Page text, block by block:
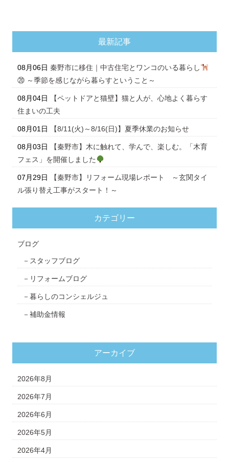
最新記事
08月06日 秦野市に移住｜中古住宅とワンコのいる暮らし
⑳ ～季節を感じながら暮らすということ～
08月04日
【ペットドアと猫壁】猫と人が、心地よく暮らす
住まいの工夫
08月01日 【8/11(火)～8/16(日)】夏季休業のお知らせ
08月03日
【秦野市】木に触れて、学んで、楽しむ。「木育
フェス」を開催しました
07月29日
【秦野市】リフォーム現場レポート ～玄関タイ
ル張り替え工事がスタート！～
カテゴリー
ブログ
スタッフブログ
リフォームブログ
暮らしのコンシェルジュ
補助金情報
アーカイブ
2026年8月
2026年7月
2026年6月
2026年5月
2026年4月